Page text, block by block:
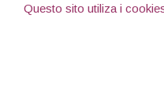
Questo sito utiliza i